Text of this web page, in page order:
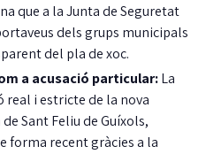
que a la Junta de Seguretat
dels grups municipals
del pla de xoc.
a acusació particular:La
real i estricte de la nova
Sant Feliu de Guíxols,
forma recent gràcies a la